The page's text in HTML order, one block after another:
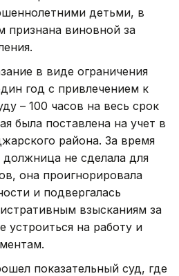
детьми, в
признана виновной за
в виде ограничения
год с привлечением к
– 100 часов на весь срок
была поставлена на учет в
района. За время
должница не сделала для
она проигнорировала
и подвергалась
взысканиям за
устроиться на работу и
показательный суд, где